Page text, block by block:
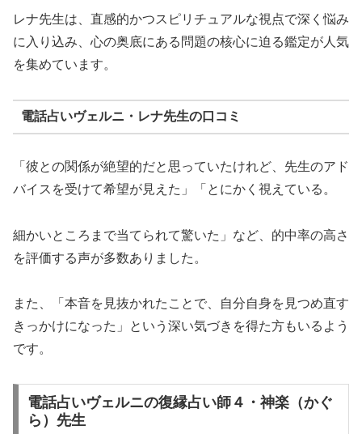
レナ先生は、直感的かつスピリチュアルな視点で深く悩み
に入り込み、心の奥底にある問題の核心に迫る鑑定が人気
を集めています。
電話占いヴェルニ・レナ先生の口コミ
「彼との関係が絶望的だと思っていたけれど、先生のアド
バイスを受けて希望が見えた」「とにかく視えている。
細かいところまで当てられて驚いた」など、的中率の高さ
を評価する声が多数ありました。
また、「本音を見抜かれたことで、自分自身を見つめ直す
きっかけになった」という深い気づきを得た方もいるよう
です。
電話占いヴェルニの復縁占い師４・神楽（かぐ
ら）先生